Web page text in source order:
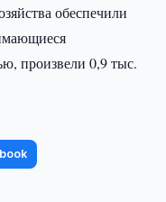
обеспечили
произвели 0,9 тыс.